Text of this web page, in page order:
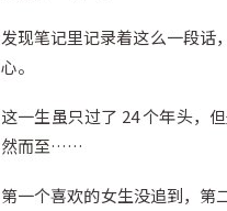
发现笔记里记录着这么一段话
心。
这一生虽只过了 24 个年头，
然而至……
第一个喜欢的女生没追到，第